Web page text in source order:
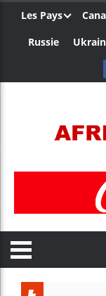
Les Pays
Russie